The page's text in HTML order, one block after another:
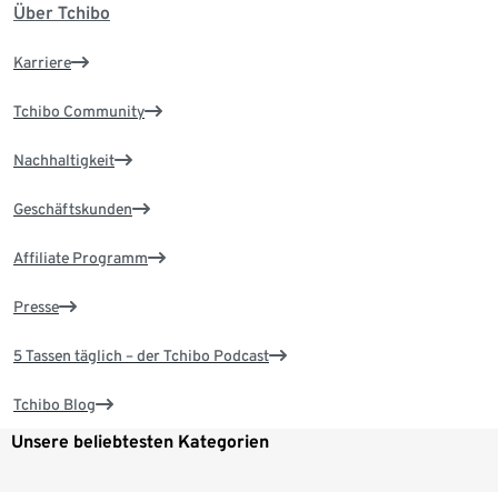
Über Tchibo
Karriere
Tchibo Community
Nachhaltigkeit
Geschäftskunden
Affiliate Programm
Presse
5 Tassen täglich – der Tchibo Podcast
Tchibo Blog
Unsere beliebtesten Kategorien